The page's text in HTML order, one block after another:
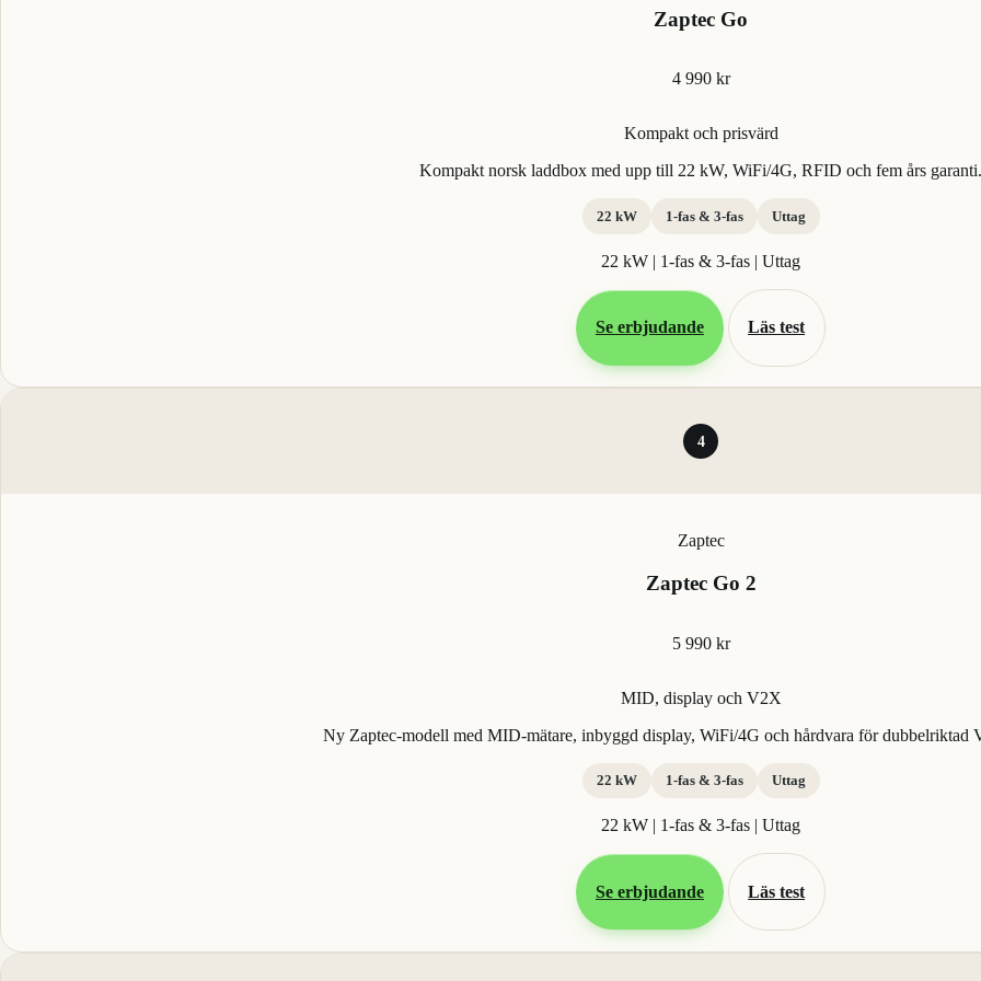
Zaptec Go
4 990 kr
Kompakt och prisvärd
Kompakt norsk laddbox med upp till 22 kW, WiFi/4G, RFID och fem års garanti.
22 kW 1-fas & 3-fas Uttag
22 kW | 1-fas & 3-fas | Uttag
Se erbjudande Läs test
4
Zaptec
Zaptec Go 2
5 990 kr
MID, display och V2X
Ny Zaptec-modell med MID-mätare, inbyggd display, WiFi/4G och hårdvara för dubbelriktad
22 kW 1-fas & 3-fas Uttag
22 kW | 1-fas & 3-fas | Uttag
Se erbjudande Läs test